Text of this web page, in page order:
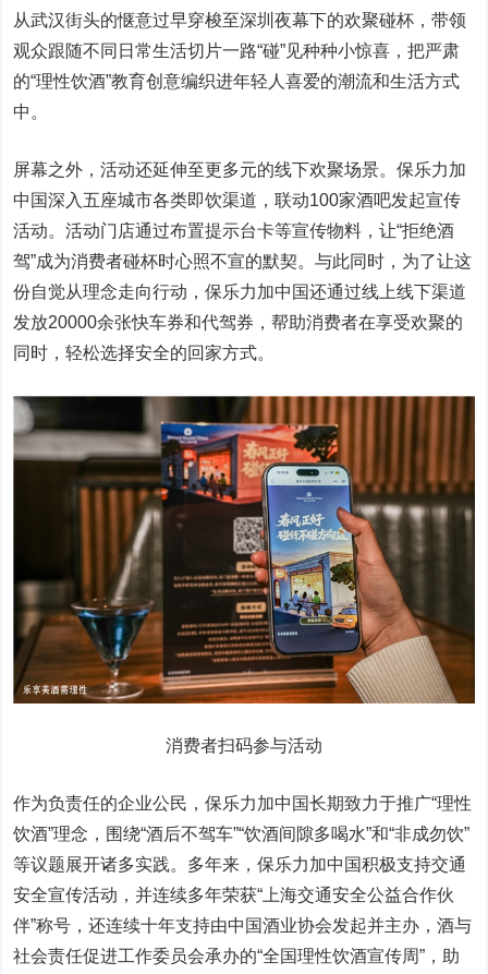
从武汉街头的惬意过早穿梭至深圳夜幕下的欢聚碰杯，带领
观众跟随不同日常生活切片一路“碰”见种种小惊喜，把严肃
的“理性饮酒”教育创意编织进年轻人喜爱的潮流和生活方式
中。
屏幕之外，活动还延伸至更多元的线下欢聚场景。保乐力加
中国深入五座城市各类即饮渠道，联动100家酒吧发起宣传
活动。活动门店通过布置提示台卡等宣传物料，让“拒绝酒
驾”成为消费者碰杯时心照不宣的默契。与此同时，为了让这
份自觉从理念走向行动，保乐力加中国还通过线上线下渠道
发放20000余张快车券和代驾券，帮助消费者在享受欢聚的
同时，轻松选择安全的回家方式。
消费者扫码参与活动
作为负责任的企业公民，保乐力加中国长期致力于推广“理性
饮酒”理念，围绕“酒后不驾车”“饮酒间隙多喝水”和“非成勿饮”
等议题展开诸多实践。多年来，保乐力加中国积极支持交通
安全宣传活动，并连续多年荣获“上海交通安全公益合作伙
伴”称号，还连续十年支持由中国酒业协会发起并主办，酒与
社会责任促进工作委员会承办的“全国理性饮酒宣传周”，助